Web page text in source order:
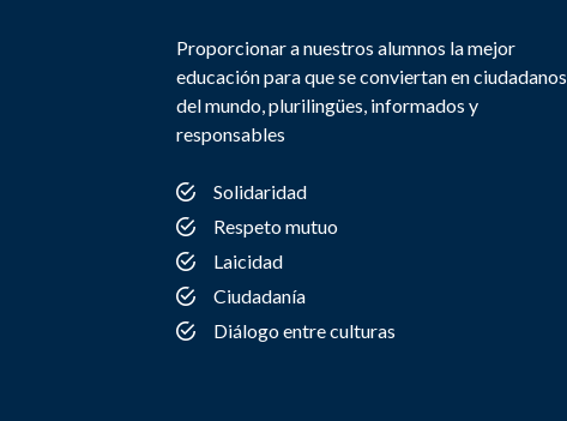
Proporcionar a nuestros alumnos la mejor
educación para que se conviertan en ciudadanos
del mundo, plurilingües, informados y
responsables
Solidaridad
Respeto mutuo
Laicidad
Ciudadanía
Diálogo entre culturas